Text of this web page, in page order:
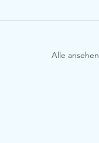
Alle ansehen